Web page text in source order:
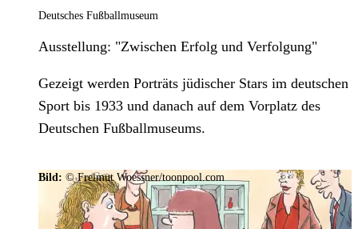
Deutsches Fußballmuseum
Ausstellung: "Zwischen Erfolg und Verfolgung"
Gezeigt werden Porträts jüdischer Stars im deutschen
Sport bis 1933 und danach auf dem Vorplatz des
Deutschen Fußballmuseums.
Bild: © Freimut Woessner/toonpool.com